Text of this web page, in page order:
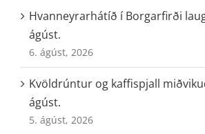
Hvanneyrarhátíð í Borgarfirði
ágúst.
6. ágúst, 2026
Kvöldrúntur og kaffispjall
ágúst.
5. ágúst, 2026